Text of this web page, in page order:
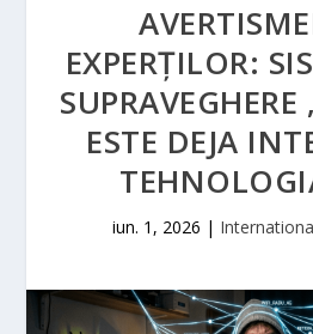
EXPERȚILOR:
ESTE DEJA
iun. 1, 2026 |